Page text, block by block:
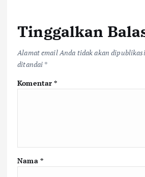
Tinggalkan
Alamat email Anda tidak akan
ditandai *
Komentar*
Nama *